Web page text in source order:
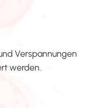
Verspannungen
werden.